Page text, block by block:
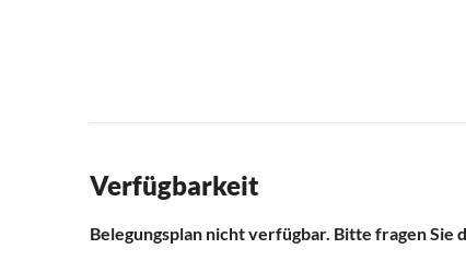
Verfügbarkeit
Belegungsplan nicht verfügbar. Bitte fragen